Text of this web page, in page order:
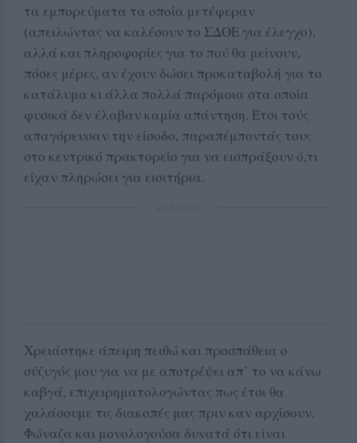
τα εμπορεύματα τα οποία μετέφεραν
(απειλώντας να καλέσουν το ΣΔΟΕ για έλεγχο),
αλλά και πληροφορίες για το πού θα μείνουν,
πόσες μέρες, αν έχουν δώσει προκαταβολή για το
κατάλυμα κι άλλα πολλά παρόμοια στα οποία
φυσικά δεν έλαβαν καμία απάντηση. Έτσι τούς
απαγόρευσαν την είσοδο, παραπέμποντάς τους
στο κεντρικό πρακτορείο για να εισπράξουν ό,τι
είχαν πληρώσει για εισιτήρια.
Χρειάστηκε άπειρη πειθώ και προσπάθεια ο
σύζυγός μου για να με αποτρέψει απ’ το να κάνω
καβγά, επιχειρηματολογώντας πως έτσι θα
χαλάσουμε τις διακοπές μας πριν καν αρχίσουν.
Φώναζα και μονολογούσα δυνατά ότι είναι